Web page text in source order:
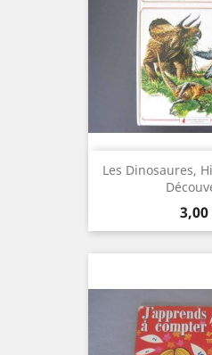
Les Dinosaures,
Prix
3,00